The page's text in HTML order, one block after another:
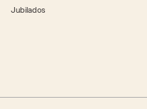
Jubilados